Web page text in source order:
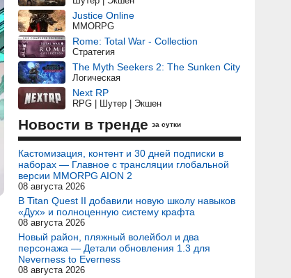
Justice Online
MMORPG
Rome: Total War - Collection
Стратегия
The Myth Seekers 2: The Sunken City
Логическая
Next RP
RPG | Шутер | Экшен
Новости в тренде за сутки
Кастомизация, контент и 30 дней подписки в
наборах — Главное с трансляции глобальной
версии MMORPG AION 2
08 августа 2026
В Titan Quest II добавили новую школу навыков
«Дух» и полноценную систему крафта
08 августа 2026
Новый район, пляжный волейбол и два
персонажа — Детали обновления 1.3 для
Neverness to Everness
08 августа 2026